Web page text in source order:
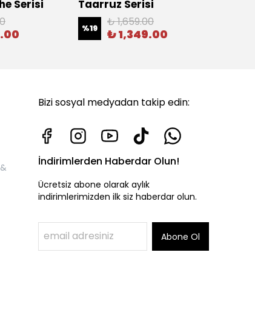
Serisi
Taarruz Serisi
%19 ₺ 1,659.00
₺ 1,349.00
Bizi sosyal medyadan takip edin:
İndirimlerden Haberdar Olun!
Ücretsiz abone olarak aylık
indirimlerimizden ilk siz haberdar olun.
Abone Ol